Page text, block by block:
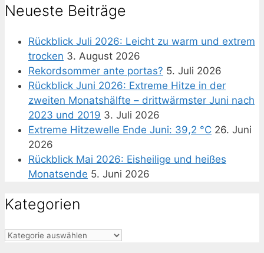
Neueste Beiträge
Rückblick Juli 2026: Leicht zu warm und extrem
trocken 3. August 2026
Rekordsommer ante portas? 5. Juli 2026
Rückblick Juni 2026: Extreme Hitze in der
zweiten Monatshälfte – drittwärmster Juni nach
2023 und 2019 3. Juli 2026
Extreme Hitzewelle Ende Juni: 39,2 °C 26. Juni
2026
Rückblick Mai 2026: Eisheilige und heißes
Monatsende 5. Juni 2026
Kategorien
Kategorien